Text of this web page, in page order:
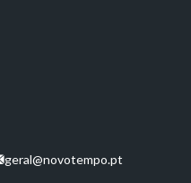
geral@novotempo.pt